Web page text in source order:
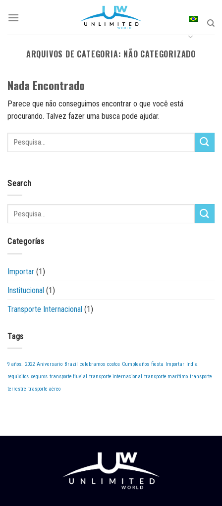
ARQUIVOS DE CATEGORIA: NÃO CATEGORIZADO
Nada Encontrado
Parece que não conseguimos encontrar o que você está
procurando. Talvez fazer uma busca pode ajudar.
Search
Categorías
Importar (1)
Institucional (1)
Transporte Internacional (1)
Tags
9 años. 2022 Aniversario Brazil celebramos costos Cumpleaños fiesta Importar
India
requisitos seguros transporte fluvial transporte internacional transporte marítimo transporte
terrestre trasporte aéreo